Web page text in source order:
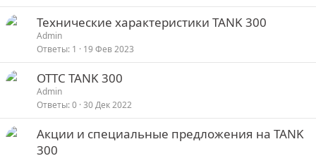
Технические характеристики TANK 300
Admin
Ответы 1 19 Фев 2023
ОТТС TANK 300
Admin
Ответы 0 30 Дек 2022
Акции и специальные предложения на TANK
300